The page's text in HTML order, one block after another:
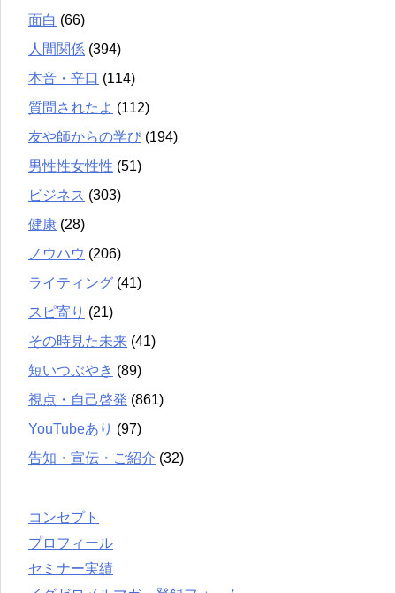
面白 (66)
人間関係 (394)
本音・辛口 (114)
質問されたよ (112)
友や師からの学び (194)
男性性女性性 (51)
ビジネス (303)
健康 (28)
ノウハウ (206)
ライティング (41)
スピ寄り (21)
その時見た未来 (41)
短いつぶやき (89)
視点・自己啓発 (861)
YouTubeあり (97)
告知・宣伝・ご紹介 (32)
コンセプト
プロフィール
セミナー実績